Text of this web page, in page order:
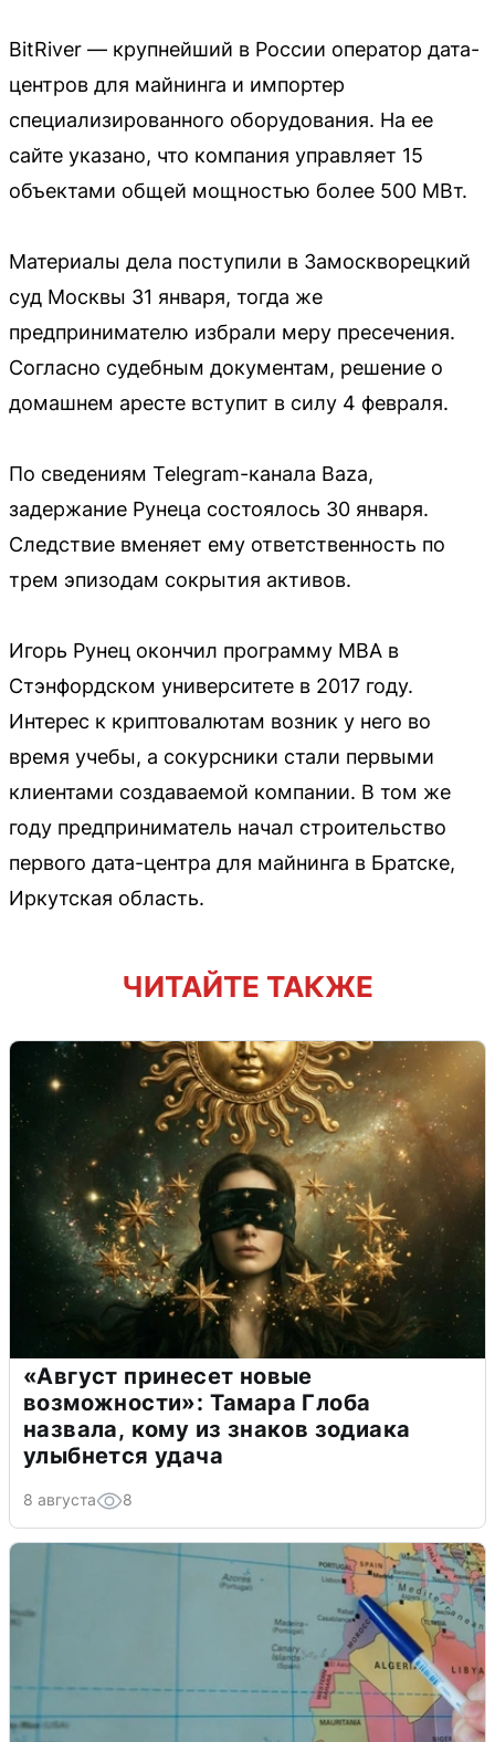
BitRiver — крупнейший в России оператор дата-
центров для майнинга и импортер
специализированного оборудования. На ее
сайте указано, что компания управляет 15
объектами общей мощностью более 500 МВт.
Материалы дела поступили в Замоскворецкий
суд Москвы 31 января, тогда же
предпринимателю избрали меру пресечения.
Согласно судебным документам, решение о
домашнем аресте вступит в силу 4 февраля.
По сведениям Telegram-канала Baza,
задержание Рунеца состоялось 30 января.
Следствие вменяет ему ответственность по
трем эпизодам сокрытия активов.
Игорь Рунец окончил программу MBA в
Стэнфордском университете в 2017 году.
Интерес к криптовалютам возник у него во
время учебы, а сокурсники стали первыми
клиентами создаваемой компании. В том же
году предприниматель начал строительство
первого дата-центра для майнинга в Братске,
Иркутская область.
ЧИТАЙТЕ ТАКЖЕ
«Август принесет новые
возможности»: Тамара Глоба
назвала, кому из знаков зодиака
улыбнется удача
8 августа 8